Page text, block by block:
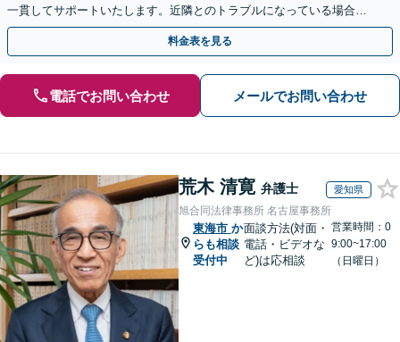
一貫してサポートいたします。近隣とのトラブルになっている場合
や、解決が難航している案件でも、ぜひご相談ください。
料金表を見る
電話でお問い合わせ メールでお問い合わせ
荒木 清寛 弁護士 愛知県
旭合同法律事務所 名古屋事務所
東海市 か
らも相談
受付中
面談方法(対面・
電話・ビデオな
ど)は応相談
営業時間：0
9:00~17:00
（日曜日）